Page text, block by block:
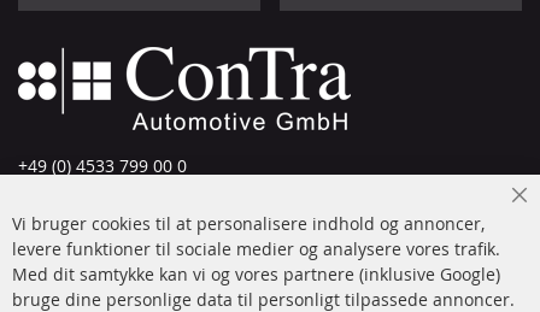
+49 (0) 4533 799 00 0
info@contra-automotive.de
www.contra-automotive.de
Facebook
Instagram
Vi bruger cookies til at personalisere indhold og annoncer,
levere funktioner til sociale medier og analysere vores trafik.
Med dit samtykke kan vi og vores partnere (inklusive Google)
bruge dine personlige data til personligt tilpassede annoncer.